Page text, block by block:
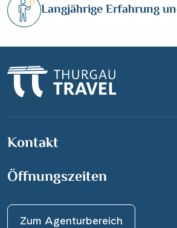
Langjährige Erfahrung
Kontakt
Öffnungszeiten
Zum Agenturbereich